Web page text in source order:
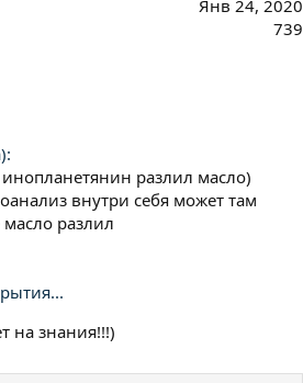
Янв 24, 2020
739
разлил масло)
внутри себя может там
разлил
на знания!!!)